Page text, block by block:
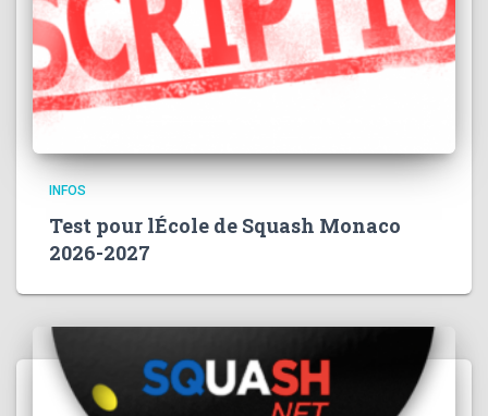
INFOS
Test pour lÉcole de Squash Monaco
2026-2027